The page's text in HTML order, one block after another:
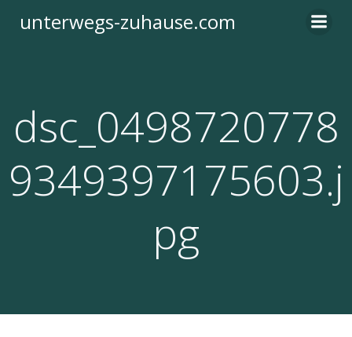
Inhalt
unterwegs-zuhause.com
dsc_0498720778
9349397175603.j
pg